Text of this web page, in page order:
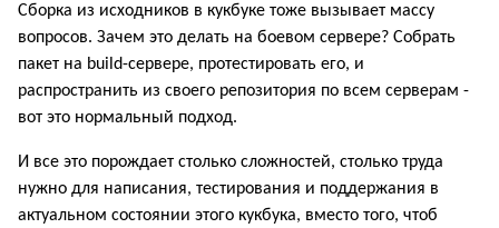
Сборка из исходников в кукбуке тоже вызывает массу
вопросов. Зачем это делать на боевом сервере? Собрать
пакет на build-сервере, протестировать его, и
распространить из своего репозитория по всем серверам -
вот это нормальный подход.
И все это порождает столько сложностей, столько труда
нужно для написания, тестирования и поддержания в
актуальном состоянии этого кукбука, вместо того, чтоб